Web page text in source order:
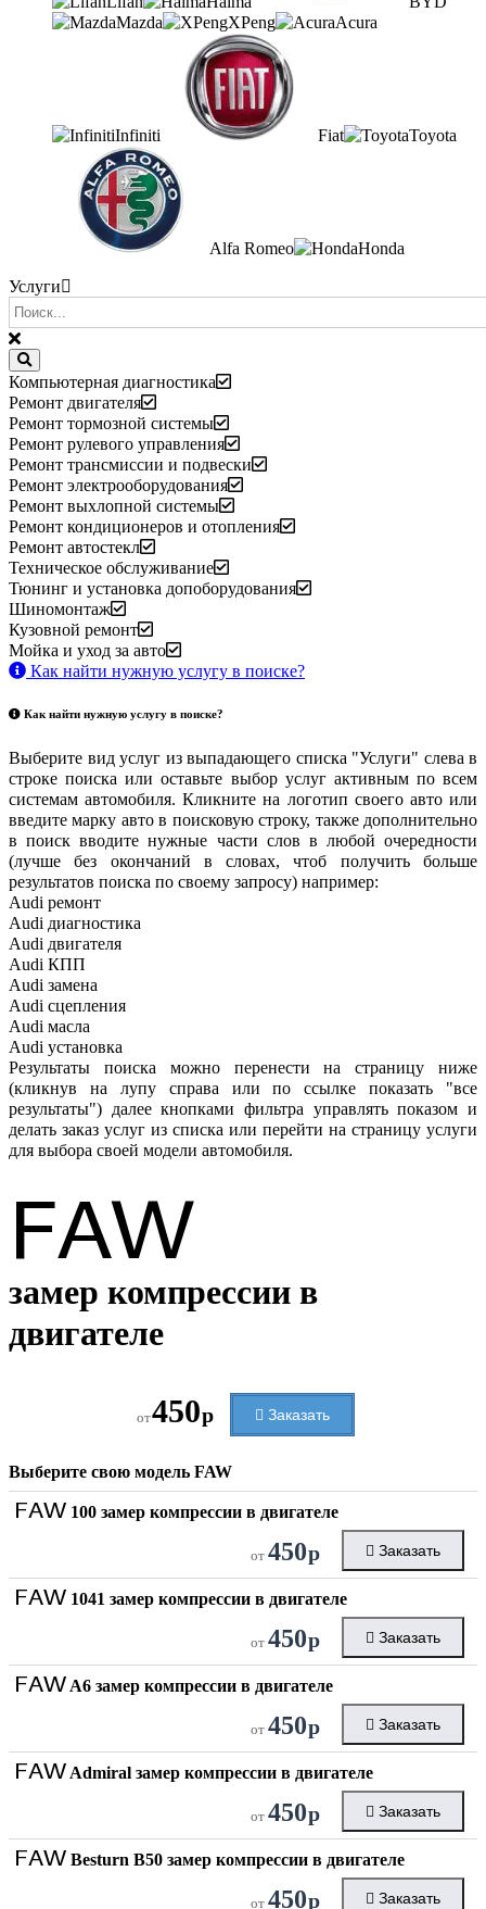
Mazda
XPeng Acura
Infiniti Fiat Toyota
Alfa Romeo Honda
Услуги
Компьютерная диагностика
Ремонт двигателя
Ремонт тормозной системы
Ремонт рулевого управления
Ремонт трансмиссии и подвески
Ремонт электрооборудования
Ремонт выхлопной системы
Ремонт кондиционеров и отопления
Ремонт автостекл
Техническое обслуживание
Тюнинг и установка допоборудования
Шиномонтаж
Кузовной ремонт
Мойка и уход за авто
Как найти нужную услугу в поиске?
Как найти нужную услугу в поиске?
Выберите вид услуг из выпадающего списка "Услуги" слева в
строке поиска или оставьте выбор услуг активным по всем
системам автомобиля. Кликните на логотип своего авто или
введите марку авто в поисковую строку, также дополнительно
в поиск вводите нужные части слов в любой очередности
(лучше без окончаний в словах, чтоб получить больше
результатов поиска по своему запросу) например:
Audi ремонт
Audi диагностика
Audi двигателя
Audi КПП
Audi замена
Audi сцепления
Audi масла
Audi установка
Результаты поиска можно перенести на страницу ниже
(кликнув на лупу справа или по ссылке показать "все
результаты") далее кнопками фильтра управлять показом и
делать заказ услуг из списка или перейти на страницу услуги
для выбора своей модели автомобиля.
FAW
замер компрессии в
двигателе
от450р Заказать
Выберите свою модель FAW
FAW 100 замер компрессии в двигателе
от 450р Заказать
FAW 1041 замер компрессии в двигателе
от 450р Заказать
FAW A6 замер компрессии в двигателе
от 450р Заказать
FAW Admiral замер компрессии в двигателе
от 450р Заказать
FAW Besturn B50 замер компрессии в двигателе
от 450р Заказать